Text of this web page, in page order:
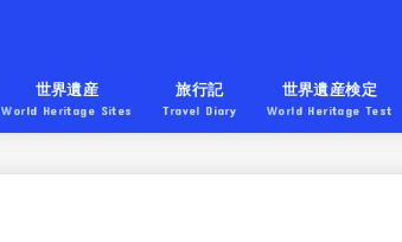
世界遺産
World Heritage Sites
旅行記
Travel Diary
世界遺産検定
World Heritage Test